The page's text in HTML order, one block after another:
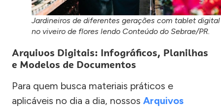
Jardineiros de diferentes gerações com tablet digital
no viveiro de flores lendo Conteúdo do Sebrae/PR.
Arquivos Digitais: Infográficos, Planilhas
e Modelos de Documentos
Para quem busca materiais práticos e
aplicáveis no dia a dia, nossos Arquivos